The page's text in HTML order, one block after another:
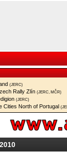
(JERC)
Rally Zlín (JERC, MČR)
(JERC)
Cities North of Portugal